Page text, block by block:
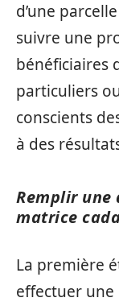
d’une
suivre une
bénéficiaires
particuliers
conscients
à des
Remplir une
matrice
La première
effectuer une